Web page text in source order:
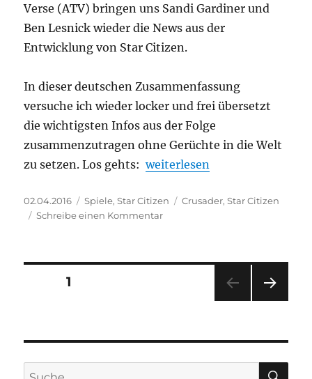
Verse (ATV) bringen uns Sandi Gardiner und
Ben Lesnick wieder die News aus der
Entwicklung von Star Citizen.
In dieser deutschen Zusammenfassung
versuche ich wieder locker und frei übersetzt
die wichtigsten Infos aus der Folge
zusammenzutragen ohne Gerüchte in die Welt
zu setzen. Los gehts:„Star Citizen – Around the
weiterlesen
Veröffentlicht
am
02.04.2016 Kategorien
Spiele,Star Citizen Schlagwörter
Crusader,Star Citizen
Schreibe einen Kommentarzu
deutsche
Zusammenfassung
Beitragsnavigation
SEITE1
E
Suche